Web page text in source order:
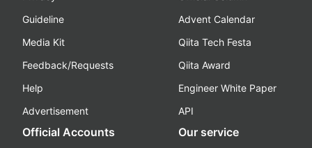
Guideline
Media Kit
Feedback/Requests
Help
Advertisement
Advent Calendar
Qiita Tech Festa
Qiita Award
Engineer White Paper
API
Official Accounts Our service